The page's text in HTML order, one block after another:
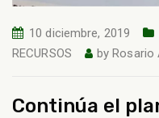
10 diciembre, 2019
RECURSOS
byRosario
Continúa el